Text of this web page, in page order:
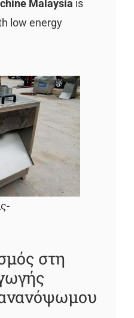
Malaysia is
low energy
στη